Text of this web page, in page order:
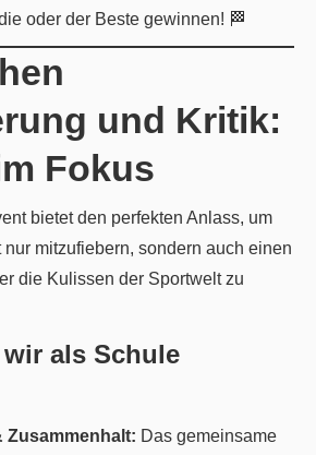
oder der Beste gewinnen! 🏁
und Kritik:
Fokus
bietet den perfekten Anlass, um
mitzufiebern, sondern auch einen
die Kulissen der Sportwelt zu
als Schule
Zusammenhalt: Das gemeinsame